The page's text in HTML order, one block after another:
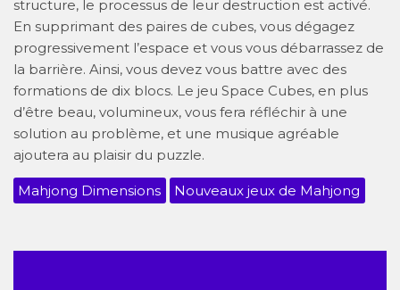
structure, le processus de leur destruction est activé.
En supprimant des paires de cubes, vous dégagez
progressivement l’espace et vous vous débarrassez de
la barrière. Ainsi, vous devez vous battre avec des
formations de dix blocs. Le jeu Space Cubes, en plus
d’être beau, volumineux, vous fera réfléchir à une
solution au problème, et une musique agréable
ajoutera au plaisir du puzzle.
Mahjong Dimensions Nouveaux jeux de Mahjong